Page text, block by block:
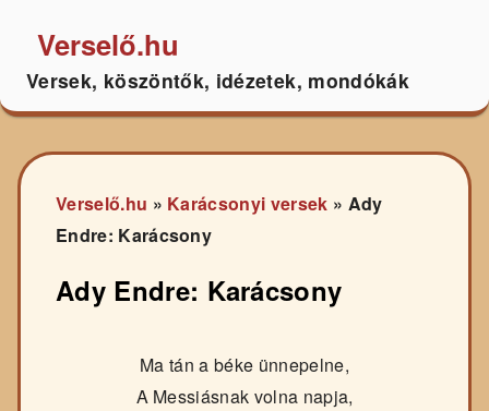
Verselő.hu
Versek, köszöntők, idézetek, mondókák
Verselő.hu » Karácsonyi versek » Ady
Endre: Karácsony
Ady Endre: Karácsony
Ma tán a béke ünnepelne,
A Messiásnak volna napja,